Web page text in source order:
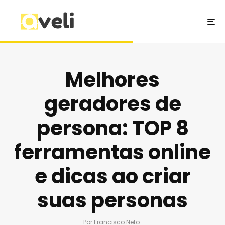
Melhores
geradores de
persona: TOP 8
ferramentas online
e dicas ao criar
suas personas
Por Francisco Neto